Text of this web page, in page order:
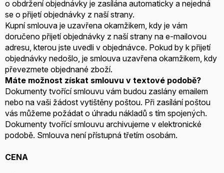
o obdržení objednávky je zasílána automaticky a nejedná
se o přijetí objednávky z naší strany.
Kupní smlouva je uzavřena okamžikem, kdy je vám
doručeno přijetí objednávky z naší strany na e-mailovou
adresu, kterou jste uvedli v objednávce. Pokud by k přijetí
objednávky nedošlo, je smlouva uzavřena okamžikem, kdy
převezmete objednané zboží.
Máte možnost získat smlouvu v textové podobě?
Dokumenty tvořící smlouvu vám budou zaslány emailem
nebo na vaši žádost vytištěny poštou. Při zasílání poštou
vás můžeme požádat o úhradu nákladů s tím spojených.
Dokumenty tvořící smlouvu archivujeme v elektronické
podobě. Smlouva není přístupná třetím osobám.
CENA